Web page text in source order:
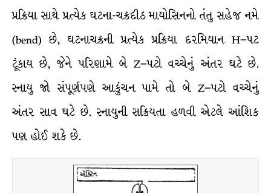
પ્રક્રિયા સાથે પ્રત્યેક ઘટના-ચક્રદીઠ માયોસિનનો તંતુ સહેજ નમે
(bend) છે, ઘટનાચક્રની પ્રત્યેક પ્રક્રિયા દરમિયાન H–પટ
ટૂંકાય છે, જેને પરિણામે બે Z–પટો વચ્ચેનું અંતર ઘટે છે.
સ્નાયુ જો સંપૂર્ણપણે આકુંચન પામે તો બે Z–પટો વચ્ચેનું
અંતર સાવ ઘટે છે. સ્નાયુની સક્રિયતા હળવી એટલે આંશિક
પણ હોઈ શકે છે.